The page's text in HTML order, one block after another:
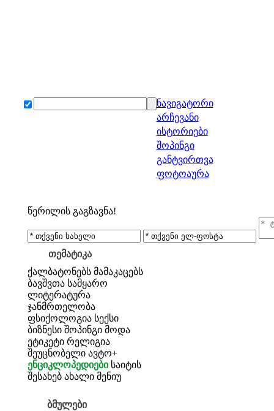
ნავიგატორი
არჩევანი
ისტორიები
შოპინგი
განტვირთვა
ფოტოაურა
წერილის გაგზავნა!
თემატიკა
ქალბატონებს მამაკაცებს
ბავშვთა სამყარო
ლიტერატურა
ჯანმრთელობა
ფსიქოლოგია სექსი
ბიზნესი შოპინგი მოდა
ეტიკეტი რელიგია
შეუცნობელი ავტო+
ენციკლოპედიები საიტის
შესახებ ახალი მენიუ
ბმულები